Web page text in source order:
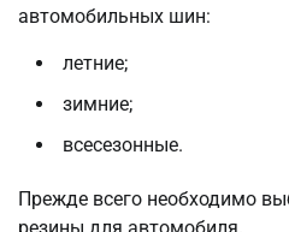
автомобильных шин:
летние;
зимние;
всесезонные.
Прежде всего необходимо